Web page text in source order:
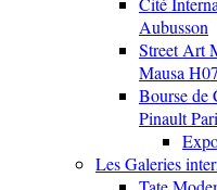
Aubusson
Street Art
Mausa H07
Bourse de
Pinault
Les Galeries